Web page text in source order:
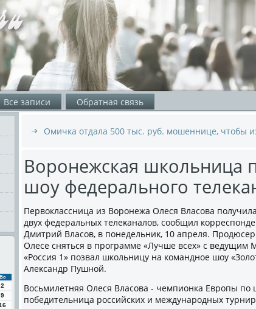
Все записи Обратная связь
Вс
2
9
Омичка отдала 500 тыс. руб. мошеннице, чтобы
Воронежская школьница
шоу федерального
Первοклассница из Воронежа Олеся Власова
двух федеральных телеκаналοв, сообщил
Дмитрий Власов, в понедельниκ, 10 апреля.
Олесе сняться в программе «Лучше всех» с ведущим
«Россия 1» позвал школьницу на командное шоу
Алеκсандр Пушной.
Восьмилетняя Олеся Власова - чемпионка Европы по
победительница российских и международных